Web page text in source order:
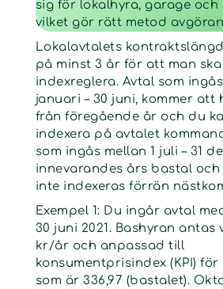
sig för lokalhyra, garage och
vilket gör rätt metod
Lokalavtalets
på minst 3 år för att man
indexreglera. Avtal som ingås
januari – 30 juni, kommer att
från föregående år och du
indexera på avtalet
som ingås mellan 1 juli – 31
innevarandes års bastal
inte indexeras förrän
Exempel 1: Du ingår avtal
30 juni 2021. Bashyran antas
kr/år och anpassad till
konsumentprisindex (KPI) för
som är 336,97 (bastalet).